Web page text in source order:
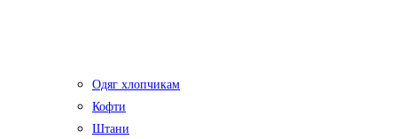
Одяг хлопчикам
Кофти
Штани